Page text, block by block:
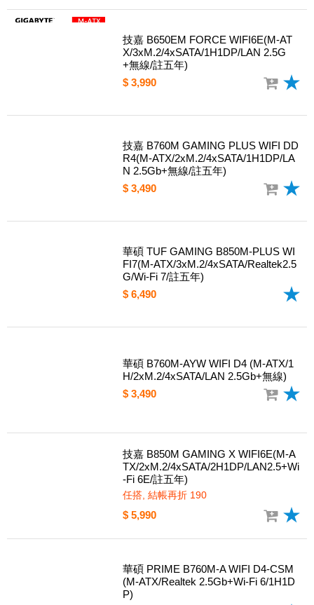
技嘉 B650EM FORCE WIFI6E(M-AT
X/3xM.2/4xSATA/1H1DP/LAN 2.5G
+無線/註五年)
$ 3,990
技嘉 B760M GAMING PLUS WIFI DD
R4(M-ATX/2xM.2/4xSATA/1H1DP/LA
N 2.5Gb+無線/註五年)
$ 3,490
華碩 TUF GAMING B850M-PLUS WI
FI7(M-ATX/3xM.2/4xSATA/Realtek2.5
G/Wi-Fi 7/註五年)
$ 6,490
華碩 B760M-AYW WIFI D4 (M-ATX/1
H/2xM.2/4xSATA/LAN 2.5Gb+無線)
$ 3,490
技嘉 B850M GAMING X WIFI6E(M-A
TX/2xM.2/4xSATA/2H1DP/LAN2.5+Wi
-Fi 6E/註五年)
任搭, 結帳再折 190
$ 5,990
華碩 PRIME B760M-A WIFI D4-CSM
(M-ATX/Realtek 2.5Gb+Wi-Fi 6/1H1D
P)